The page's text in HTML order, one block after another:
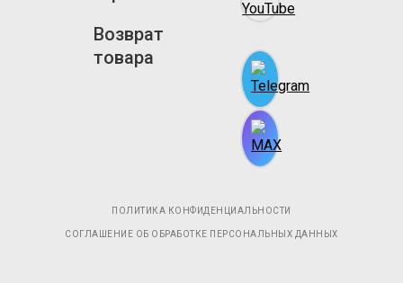
Возврат
товара
ПОЛИТИКА КОНФИДЕНЦИАЛЬНОСТИ
СОГЛАШЕНИЕ ОБ ОБРАБОТКЕ ПЕРСОНАЛЬНЫХ ДАННЫХ